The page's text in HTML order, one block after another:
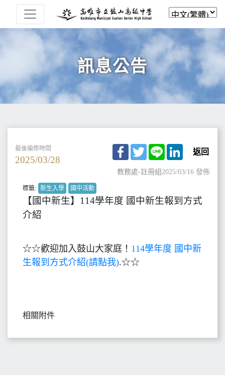
訊息公告
最後編修時間
2025/03/28
Facebook
TwitterLine LinkedIn
返回
教務處-註冊組2025/03/16 發佈
標籤: 新生入學 國中活動
【國中新生】114學年度 國中新生報到方式
介紹
☆☆歡迎加入鼓山大家庭！ 114學年度 國中新
生報到方式介紹(請點我).☆☆
相關附件